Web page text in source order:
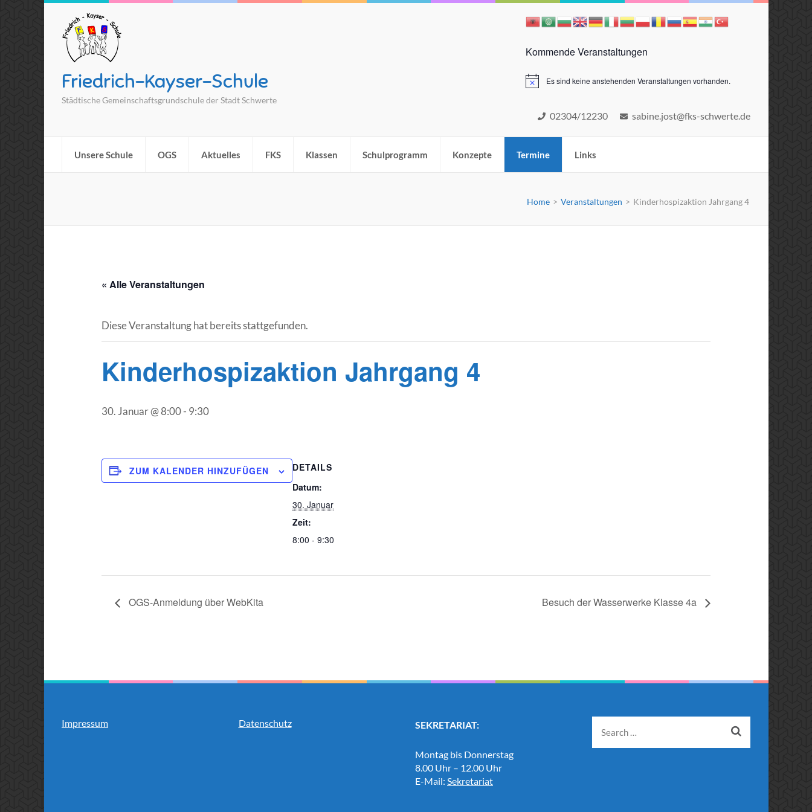
Friedrich-Kayser-Schule
Städtische Gemeinschaftsgrundschule der Stadt Schwerte
Kommende Veranstaltungen
HinweisEs sind keine anstehenden Veranstaltungen vorhanden.
02304/12230 sabine.jost@fks-schwerte.de
Unsere Schule OGS Aktuelles FKS Klassen Schulprogramm Konzepte Termine Links
Home > Veranstaltungen > Kinderhospizaktion Jahrgang 4
« Alle Veranstaltungen
Diese Veranstaltung hat bereits stattgefunden.
Kinderhospizaktion Jahrgang 4
30. Januar @ 8:00- 9:30
ZUM KALENDER HINZUFÜGEN
DETAILS
Datum:
30. Januar
Zeit:
8:00 - 9:30
OGS-Anmeldung über WebKita Besuch der Wasserwerke Klasse 4a
Impressum Datenschutz SEKRETARIAT:
Montag bis Donnerstag
8.00 Uhr – 12.00 Uhr
E-Mail: Sekretariat
Search
for: